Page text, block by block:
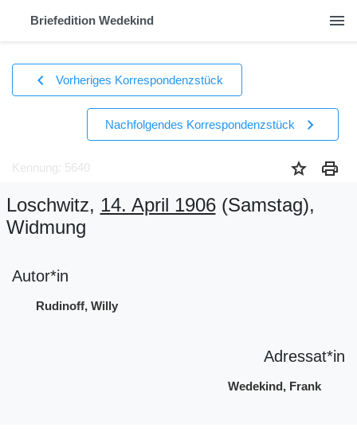
Briefedition Wedekind menu
chevron_left Vorheriges Korrespondenzstück
Nachfolgendes Korrespondenzstück chevron_right
Kennung: 5640 star print
Loschwitz, 14. April 1906(Samstag),
Widmung
Autor*in
Rudinoff, Willy
Adressat*in
Wedekind, Frank